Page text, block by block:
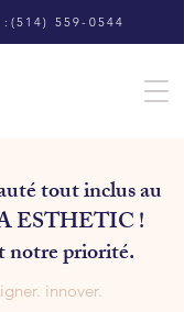
(514) 559-0544
tout inclus au
ESTHETIC !
notre priorité.
innover.